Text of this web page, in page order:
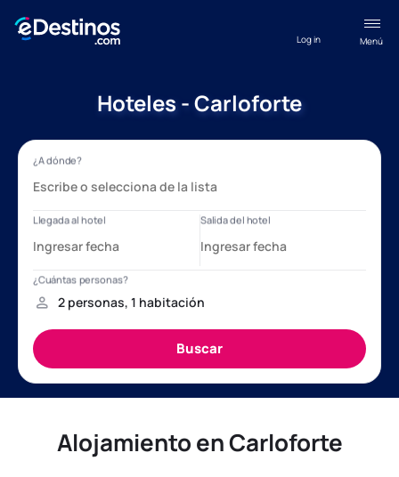
Menú
Log in
Hoteles - Carloforte
Alojamiento en Carloforte